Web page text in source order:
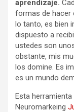
aprendizaje.
formas de hacer
lo tanto, es bien
dispuesto a
ustedes son
obstante, mis
los domine. Es
es un mundo
Esta herramienta
Neuromarkeing